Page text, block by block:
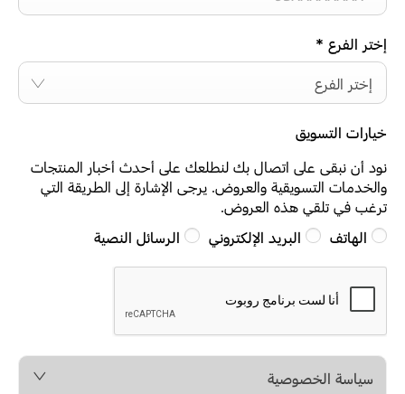
إختر الفرع *
إختر الفرع
خيارات التسويق
نود أن نبقى على اتصال بك لنطلعك على أحدث أخبار المنتجات
والخدمات التسويقية والعروض. يرجى الإشارة إلى الطريقة التي
ترغب في تلقي هذه العروض.
الهاتف
البريد الإلكتروني الرسائل النصية
سياسة الخصوصية